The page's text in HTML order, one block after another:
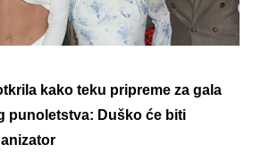
kako teku pripreme za gala
punoletstva: Duško će biti